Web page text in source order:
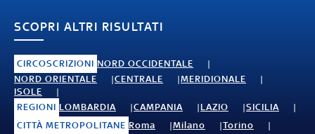
SCOPRI ALTRI RISULTATI
CIRCOSCRIZIONI NORD OCCIDENTALE
NORD ORIENTALE
CENTRALE
MERIDIONALE
ISOLE
REGIONI LOMBARDIA CAMPANIA LAZIO
SICILIA
CITTÀ METROPOLITANE Roma Milano
Torino